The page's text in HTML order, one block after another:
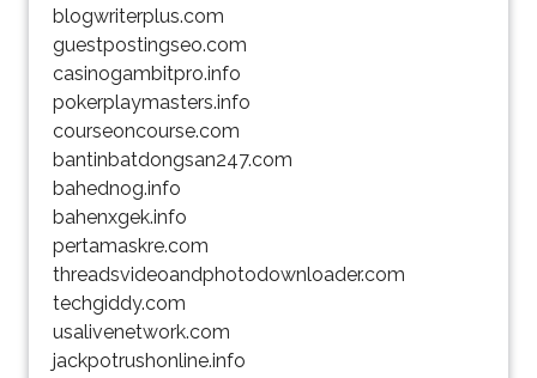
blogwriterplus.com
guestpostingseo.com
casinogambitpro.info
pokerplaymasters.info
courseoncourse.com
bantinbatdongsan247.com
bahednog.info
bahenxgek.info
pertamaskre.com
threadsvideoandphotodownloader.com
techgiddy.com
usalivenetwork.com
jackpotrushonline.info